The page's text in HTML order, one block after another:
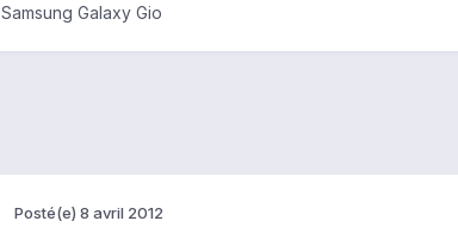
Samsung Galaxy Gio
Posté(e) 8 avril 2012